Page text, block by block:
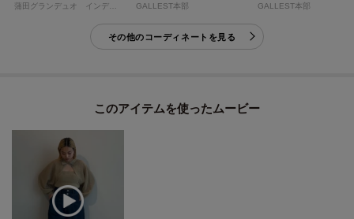
＊＊＊＊＊＊＊＊＊＊＊＊＊＊＊＊＊＊＊＊＊＊＊＊＊＊＊＊＊
た、パソコン・スマートフォンなどの環境により、若干製品と画像のカラー
GALLEST本部
GALLEST本部
その他のコーディネートを見る
このアイテムを使ったムービー